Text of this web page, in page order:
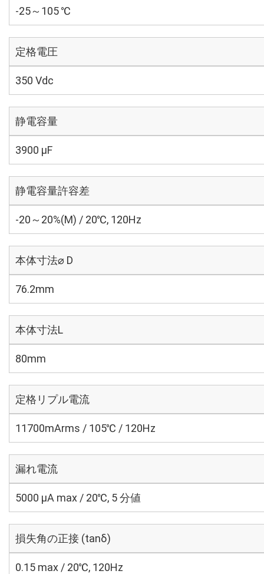
-25～105 ℃
定格電圧
350 Vdc
静電容量
3900 µF
静電容量許容差
-20～20%(M) / 20℃, 120Hz
本体寸法⌀ D
76.2mm
本体寸法L
80mm
定格リプル電流
11700mArms / 105℃ / 120Hz
漏れ電流
5000 μA max / 20℃, 5 分値
損失角の正接 (tanδ)
0.15 max / 20℃, 120Hz